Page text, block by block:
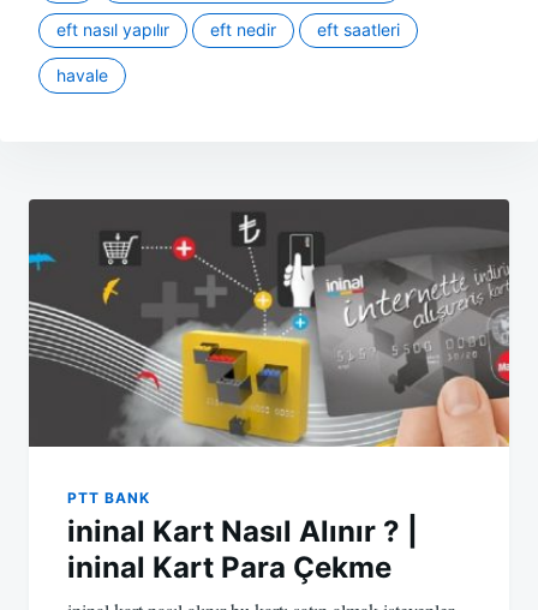
eft nasıl yapılır eft nedir eft saatleri
havale
PTT BANK
ininal Kart Nasıl Alınır ? |
ininal Kart Para Çekme